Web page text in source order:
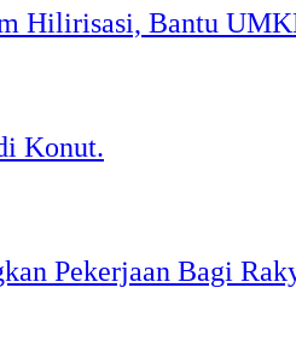
Hilirisasi, Bantu
Konut.
Pekerjaan Bagi